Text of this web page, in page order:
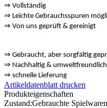
⇒ Vollständig
⇒ Leichte Gebrauchsspuren
⇒ Von uns geprüft & gereinigt
⇒ Gebraucht, aber sorgfältig
⇒ ️ Nachhaltig & umweltfreundlich
⇒ ️ schnelle Lieferung
Artikeldatenblatt drucken
Produkteigenschaften
Zustand:Gebrauchte Spielwaren